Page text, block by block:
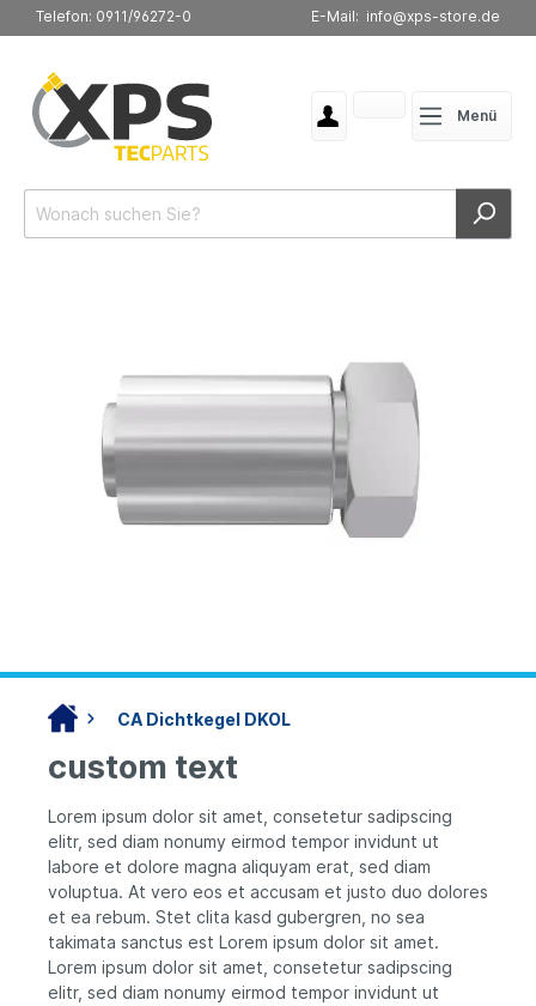
Telefon: 0911/96272-0 E-Mail: info@xps-store.de
Menü
CA Dichtkegel DKOL
custom text
Lorem ipsum dolor sit amet, consetetur sadipscing
elitr, sed diam nonumy eirmod tempor invidunt ut
labore et dolore magna aliquyam erat, sed diam
voluptua. At vero eos et accusam et justo duo dolores
et ea rebum. Stet clita kasd gubergren, no sea
takimata sanctus est Lorem ipsum dolor sit amet.
Lorem ipsum dolor sit amet, consetetur sadipscing
elitr, sed diam nonumy eirmod tempor invidunt ut